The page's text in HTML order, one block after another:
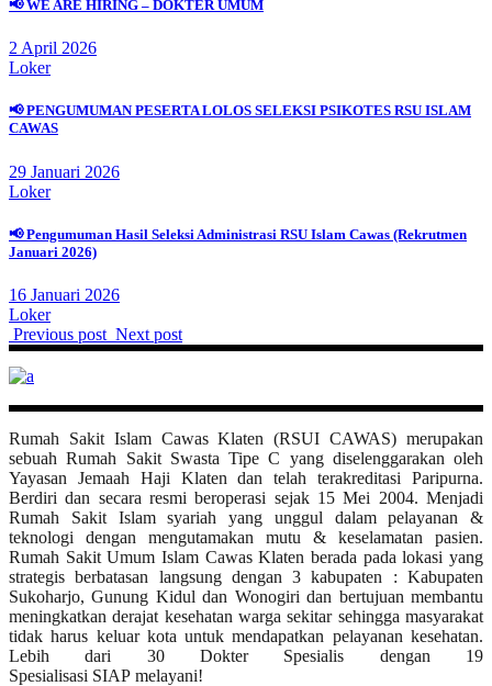
📢 WE ARE HIRING – DOKTER UMUM
2 April 2026
Loker
📢 PENGUMUMAN PESERTA LOLOS SELEKSI PSIKOTES RSU ISLAM
CAWAS
29 Januari 2026
Loker
📢 Pengumuman Hasil Seleksi Administrasi RSU Islam Cawas (Rekrutmen
Januari 2026)
16 Januari 2026
Loker
Previous post Next post
Rumah Sakit Islam Cawas Klaten (RSUI CAWAS) merupakan
sebuah Rumah Sakit Swasta Tipe C yang diselenggarakan oleh
Yayasan Jemaah Haji Klaten dan telah terakreditasi Paripurna.
Berdiri dan secara resmi beroperasi sejak 15 Mei 2004. Menjadi
Rumah Sakit Islam syariah yang unggul dalam pelayanan &
teknologi dengan mengutamakan mutu & keselamatan pasien.
Rumah Sakit Umum Islam Cawas Klaten berada pada lokasi yang
strategis berbatasan langsung dengan 3 kabupaten : Kabupaten
Sukoharjo, Gunung Kidul dan Wonogiri dan bertujuan membantu
meningkatkan derajat kesehatan warga sekitar sehingga masyarakat
tidak harus keluar kota untuk mendapatkan pelayanan kesehatan.
Lebih dari 30 Dokter Spesialis dengan 19
Spesialisasi SIAP melayani!